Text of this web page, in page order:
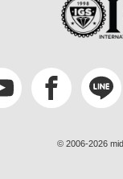
© 2006-2026